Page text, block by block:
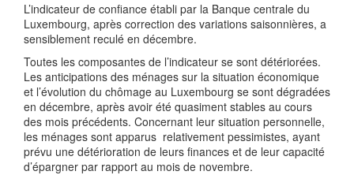
L’indicateur de confiance établi par la Banque centrale du
Luxembourg, après correction des variations saisonnières, a
sensiblement reculé en décembre.
Toutes les composantes de l’indicateur se sont détériorées.
Les anticipations des ménages sur la situation économique
et l’évolution du chômage au Luxembourg se sont dégradées
en décembre, après avoir été quasiment stables au cours
des mois précédents. Concernant leur situation personnelle,
les ménages sont apparus relativement pessimistes, ayant
prévu une détérioration de leurs finances et de leur capacité
d’épargner par rapport au mois de novembre.